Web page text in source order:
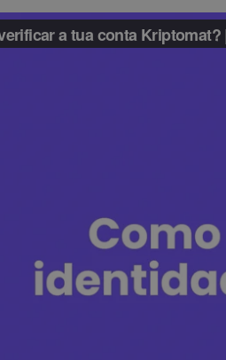
Explorador de Investimentos
Encontra a tua estratégia cripto